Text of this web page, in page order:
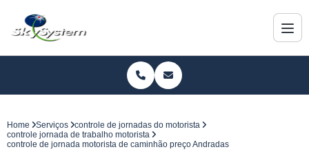
Home Serviços
controle de jornadas do motorista
controle jornada de trabalho motorista
controle de jornada motorista de caminhão preço Andradas